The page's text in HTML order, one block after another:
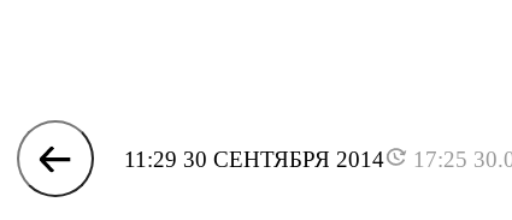
11:29 30 СЕНТЯБРЯ 2014 17:25